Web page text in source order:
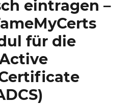
eintragen –
für die